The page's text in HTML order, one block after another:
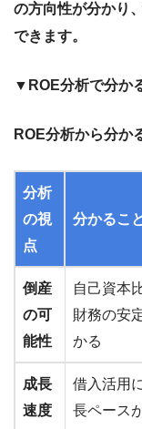
の方向性が分かり
できます。
▼ROE分析で分か
ROE分析から分か
分析
の視
点
分かるこ
倒産
の可
能性
自己資本
財務の安
かる
成長
速度
借入活用
長ペース